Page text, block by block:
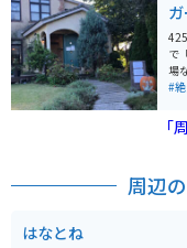
し
民
で
場
デ
#
「
周辺
はなとね